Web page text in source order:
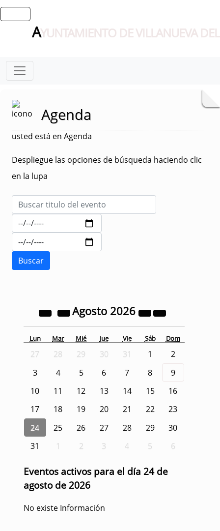
AYUNTAMIENTO DE VILLANUEVA
Agenda
usted está en Agenda
Despliegue las opciones de búsqueda haciendo clic
en la lupa
Agosto 2026
Lun Mar Mié Jue Vie Sáb Dom
27 28 29 30 31 1
2
3
4 5 6 7 8
9
10
11 12 13 14 15
16
17
18 19 20 21 22
23
24
25 26 27 28 29
30
31
1 2 3 4 5 6
Eventos activos para el día 24 de
agosto de 2026
No existe Información